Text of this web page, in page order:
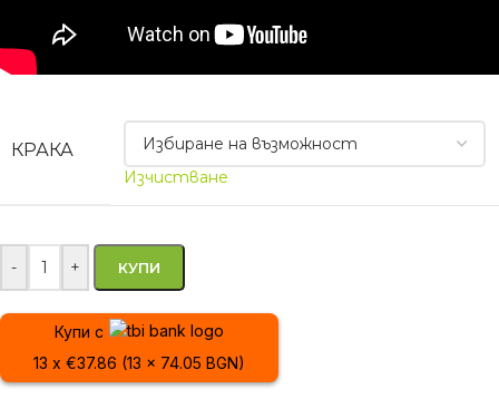
КРАКА
Изчистване
- + КУПИ
Купи с
13 x €37.86 (13 x 74.05 BGN)